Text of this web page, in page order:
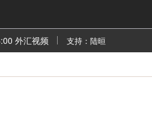
外汇视频 支持：陆晅